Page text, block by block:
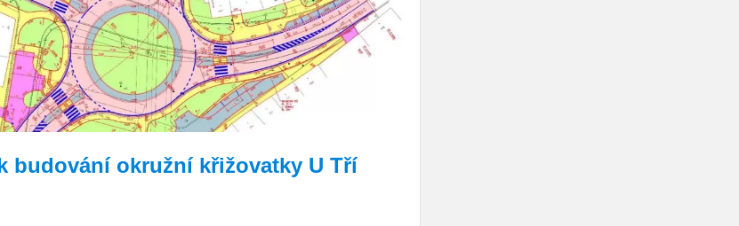
3K_situace
budování okružní křižovatky U Tří